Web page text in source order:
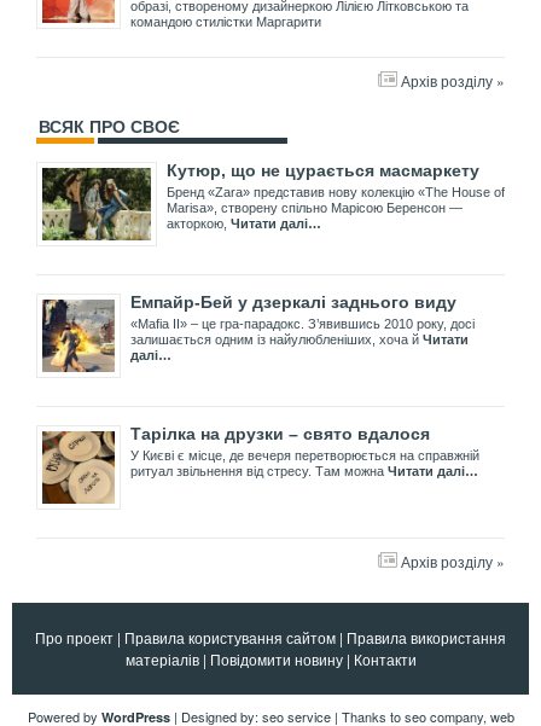
образі, створеному дизайнеркою Лілією Літковською та
командою стилістки Маргарити
Архів розділу »
ВСЯК ПРО СВОЄ
Кутюр, що не цурається масмаркету
Бренд «Zara» представив нову колекцію «The House of
Marisa», створену спільно Марісою Беренсон —
акторкою, Читати далі…
Емпайр-Бей у дзеркалі заднього виду
«Mafia II» – це гра-парадокс. З’явившись 2010 року, досі
залишається одним із найулюбленіших, хоча й Читати
далі…
Тарілка на друзки – свято вдалося
У Києві є місце, де вечеря перетворюється на справжній
ритуал звільнення від стресу. Там можна Читати далі…
Архів розділу »
Про проект | Правила користування сайтом | Правила використання
матеріалів| Повідомити новину| Контакти
Powered by WordPress| Designed by: seo service| Thanks toseo company, web